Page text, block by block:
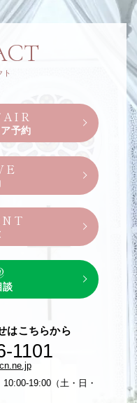
ト
予約
談
はこちらから
1101
19:00（土・日・